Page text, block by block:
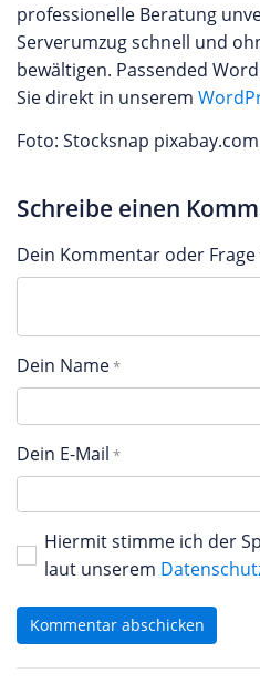
professionelle Beratung
Serverumzug schnell und
bewältigen. Passended
Sie direkt in unserem
Foto: Stocksnap pixabay.com
Schreibe einen
Dein Kommentar oder Frage
Dein Name
Dein E-Mail
Hiermit stimme ich der
laut unserem
Kommentar abschicken